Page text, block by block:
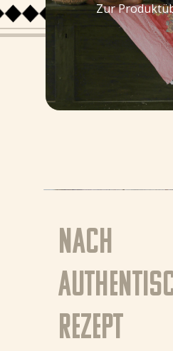
Zur
Nach
Rezept